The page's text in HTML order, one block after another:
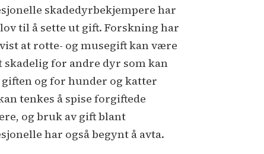
skadedyrbekjempere har
til å sette ut gift. Forskning har
at rotte- og musegift kan være
for andre dyr som kan
giften og for hunder og katter
tenkes å spise forgiftede
og bruk av gift blant
har også begynt å avta.